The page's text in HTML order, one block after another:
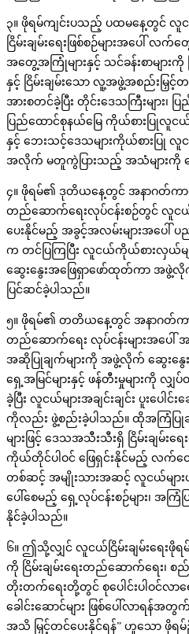
၃။ ဖိုရမ်ကျင်းပသည့် ပထမနေ့တွင်
ငြိမ်းချမ်းရေးဖြစ်စဉ်များအပေါ်
အတွေ့အကြုံများနှင့် သင်ခန်းစာများကို
နှင့် ငြိမ်းချမ်းသော လူ့အဖွဲ့အစည်းမြှင့်တင်
အားစတင်ခဲ့ပြီး တိုင်းဒေသကြီးများ၊ ပ
ပြည်ထောင်စုနယ်မြေ ကိုယ်စားပြုလူငယ်
နှင့် ဘေးသင့်ဒေသများကိုယ်စားပြု
အလိုက် မတူကွဲပြားသည့် အသံများကို
၄။ ဖိုရမ်၏ ဒုတိယနေ့တွင် အနာဂတ်ကာလင
တည်ဆောက်ရေးလုပ်ငန်းစဉ်တွင် လူငယ်
ပေးနိုင်မည့် အခွင့်အလမ်းများအပေါ် ပည
က တင်ပြကြပြီး လူငယ်ကိုယ်စားလှယ်မျ
ဆွေးနွေးအဖြေရှာဖော်ထုတ်ကာ အ
ပြင်ဆင်ခဲ့ပါသည်။
၅။ ဖိုရမ်၏ တတိယနေ့တွင် အနာဂတ်ကာလ
တည်ဆောက်ရေး လုပ်ငန်းများအပေါ်
အဆိုပြုချက်များကို အဖွဲ့လိုက် ဆွေးနွေ
ရှေ့အမြင်များနှင့် ဖန်တီးမှုများကို လျှပ်
ခဲ့ပြီး လူငယ်များအချင်းချင်း ပူးပေ
ကိုလည်း ဖွဲ့စည်းခဲ့ပါသည်။ ထိုအကြံပြုခ
များဖြင့် ဒေသအသီးသီးရှိ ငြိမ်းချမ်းရေ
ကိုယ်တိုင်ပါဝင် ဖြေရှင်းနိုင်မည့် လက်တွ
တစ်ဆင့် အမျိုးသားအဆင့် လူငယ်များပ
ပေါ်စေမည့် ရှေ့လုပ်ငန်းစဉ်များ၊ အကြံ
နိုင်ခဲ့ပါသည်။
၆။ ဤသို့လျှင် လူငယ်ငြိမ်းချမ်းရေးဖို
ကို ငြိမ်းချမ်းရေးတည်ဆောက်ရေး၊
တိုးတက်ရေးတို့တွင် စုပေါင်းပါဝင်လာရ
ခေါင်းဆောင်များ ဖြစ်ပေါ်လာရန်အတွက်
အသိ မြှင့်တင်ပေးနိုင်ရန်” ဟူသော ဖိုရမ်